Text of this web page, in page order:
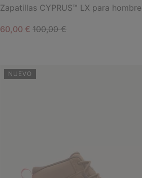
Zapatillas CYPRUS™ LX para hombre
Sale price:
60,00 €Regular price:
100,00 €
NUEVO